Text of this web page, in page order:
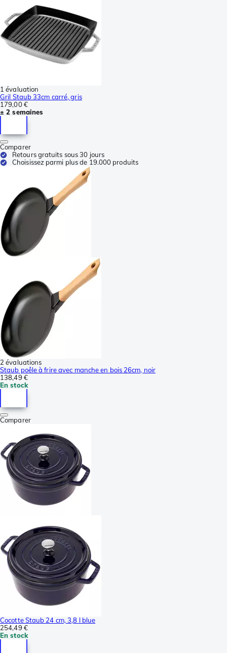
1 évaluation
Gril Staub 33cm carré, gris
179,00 €
± 2 semaines
Comparer
Retours gratuits sous 30 jours
Choisissez parmi plus de 19.000 produits
2 évaluations
Staub poêle à frire avec manche en bois 26cm, noir
138,49 €
En stock
Comparer
Cocotte Staub 24 cm, 3,8 l blue
254,49 €
En stock